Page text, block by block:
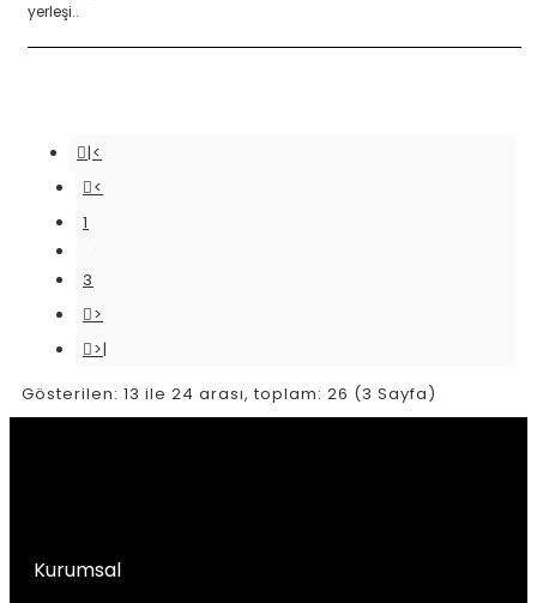
yerleşi..
|<
<
1
3
>
>|
Gösterilen: 13 ile 24 arası, toplam: 26 (3 Sayfa)
Kurumsal